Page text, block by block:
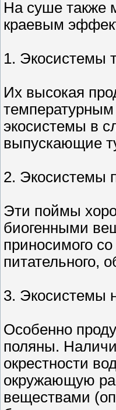
На суше также
краевым
1. Экосистемы
Их высокая
экосистемы в
выпускающие
2. Экосистемы
Эти поймы
биогенными
приносимого
питательного,
3. Экосистемы
Особенно
поляны.
окрестности
окружающую
веществами